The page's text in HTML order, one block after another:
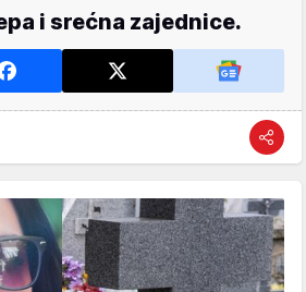
i srećna zajednice.